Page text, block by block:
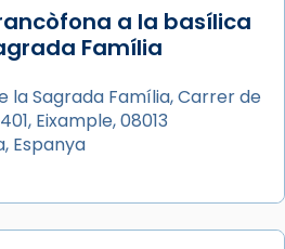
fou un g
a la basílica
Família
la Sagrada Família, Carrer de
Eixample, 08013
Espanya